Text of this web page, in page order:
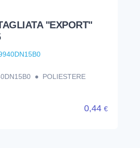
"EXPORT"
● POLIESTERE
0,44 €